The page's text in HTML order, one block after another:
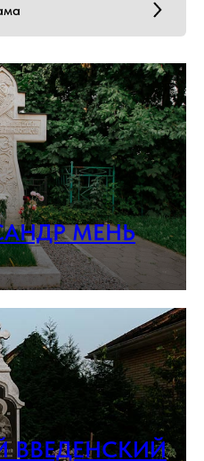
МЕНЬ
ВВЕДЕНСКИЙ